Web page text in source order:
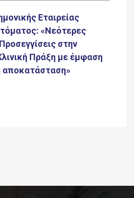
Εταιρείας
«Νεότερες
στην
Πράξη με έμφαση
αποκατάσταση»